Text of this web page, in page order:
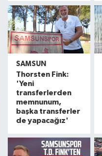
SAMSUN
Thorsten Fink:
'Yeni
transferlerden
memnunum,
başka transferler
de yapacağız'